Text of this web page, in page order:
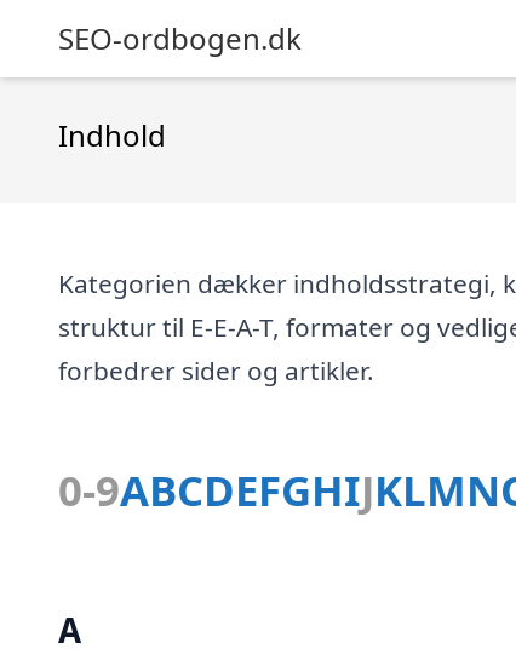
SEO-ordbogen.dk
Indhold
Kategorien dækker indholdsstrategi,
struktur til E-E-A-T, formater og
forbedrer sider og artikler.
0-9ABCDEFGHIJKLMN
A